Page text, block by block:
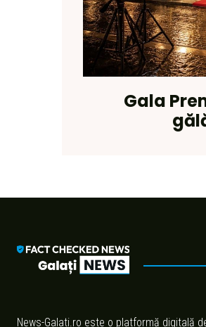
Gala
News-Galati.ro este o platformă digitală